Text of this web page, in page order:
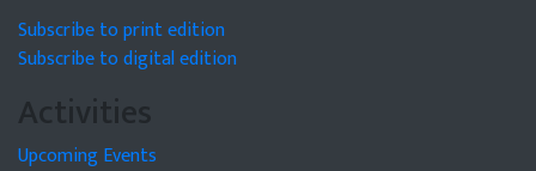
Subscribe to print edition
Subscribe to digital edition
Activities
Upcoming Events